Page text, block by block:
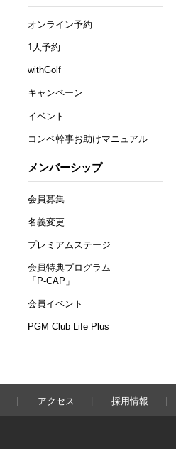
オンライン予約
1人予約
withGolf
キャンペーン
イベント
コンペ幹事お助けマニュアル
メンバーシップ
会員募集
名義変更
プレミアムステージ
会員特典プログラム
「P-CAP」
会員イベント
PGM Club Life Plus
アクセス 採用情報